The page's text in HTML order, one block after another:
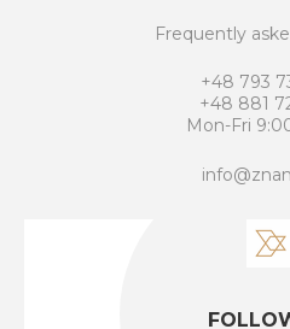
Frequently
+48 793
+48 881
Mon-Fri